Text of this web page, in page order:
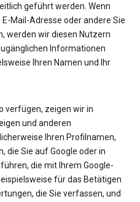
geführt werden. Wenn
Mail-Adresse oder andere Sie
werden wir diesen Nutzern
Informationen
Ihren Namen und Ihr
verfügen, zeigen wir in
und anderen
Ihren Profilnamen,
die Sie auf Google oder in
die mit Ihrem Google-
für das Betätigen
die Sie verfassen, und